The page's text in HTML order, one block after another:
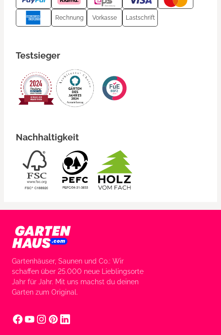
Rechnung Vorkasse Lastschrift
Testsieger
Nachhaltigkeit
Gartenhäuser, Saunen und Co.: Wir
schaffen über 25.000 neue Lieblingsorte
Jahr für Jahr. Mit uns machst du deinen
Garten zum Original.